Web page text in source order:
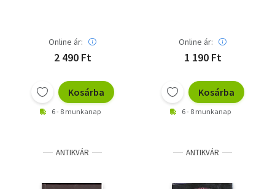
Online ár:
2 490 Ft
Kosárba
6 - 8 munkanap
Online ár:
1 190 Ft
Kosárba
6 - 8 munkanap
ANTIKVÁR ANTIKVÁR